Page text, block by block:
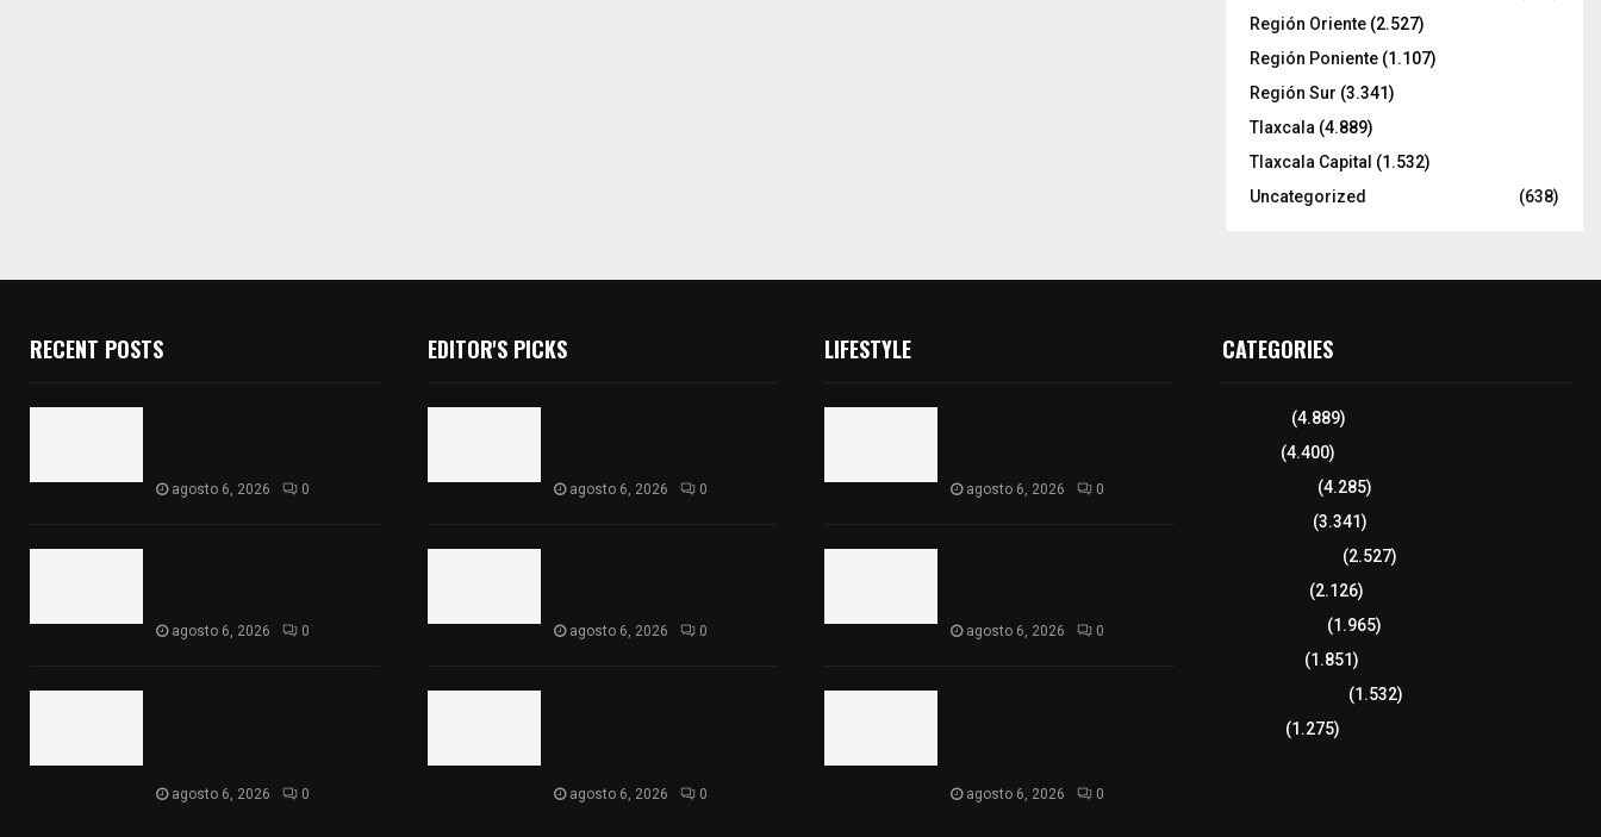
Región Oriente (2.527)
Región Poniente (1.107)
Región Sur (3.341)
Tlaxcala (4.889)
Tlaxcala Capital (1.532)
Uncategorized
(638)
RECENT POSTS
agosto 6, 2026 0
agosto 6, 2026 0
agosto 6, 2026 0
EDITOR'S PICKS
agosto 6, 2026 0
agosto 6, 2026 0
agosto 6, 2026 0
LIFESTYLE
agosto 6, 2026 0
agosto 6, 2026 0
agosto 6, 2026 0
CATEGORIES
(4.889)
(4.400)
(4.285)
(3.341)
(2.527)
(2.126)
(1.965)
(1.851)
(1.532)
(1.275)